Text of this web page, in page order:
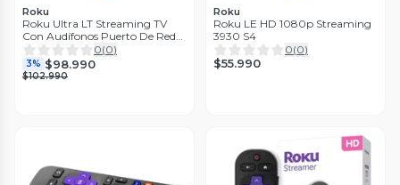
Roku
Roku Ultra LT Streaming TV
Con Audífonos Puerto De Red
4801
0(0)
3% $98.990
$102.990
Roku
Roku LE HD 1080p Streaming
3930 S4
0(0)
$55.990